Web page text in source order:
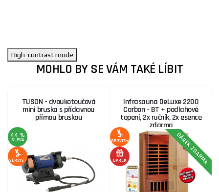
High-contrast mode
MOHLO BY SE VÁM TAKÉ LÍBIT
TUSON - dvoukotoučová
mini bruska s přídavnou
přímou bruskou
44 %
SLEVA
SERVIS+
Infrasauna DeLuxe 2200
Carbon - BT + podlahové
topení, 2x ručník, 2x esence
zdarma
SERVIS+
DÁREK DÁREK ZDARMA